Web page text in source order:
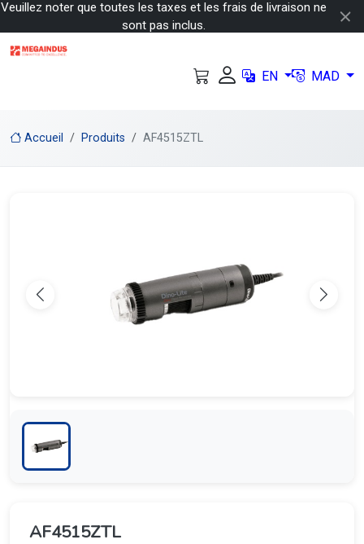
Veuillez noter que toutes les taxes et les frais de livraison ne
sont pas inclus.
EN MAD
Accueil Produits AF4515ZTL
AF4515ZTL